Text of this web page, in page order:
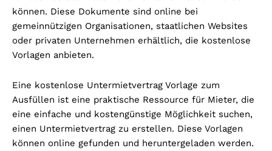
können. Diese Dokumente sind online bei
gemeinnützigen Organisationen, staatlichen Websites
oder privaten Unternehmen erhältlich, die kostenlose
Vorlagen anbieten.
Eine kostenlose Untermietvertrag Vorlage zum
Ausfüllen ist eine praktische Ressource für Mieter, die
eine einfache und kostengünstige Möglichkeit suchen,
einen Untermietvertrag zu erstellen. Diese Vorlagen
können online gefunden und heruntergeladen werden.